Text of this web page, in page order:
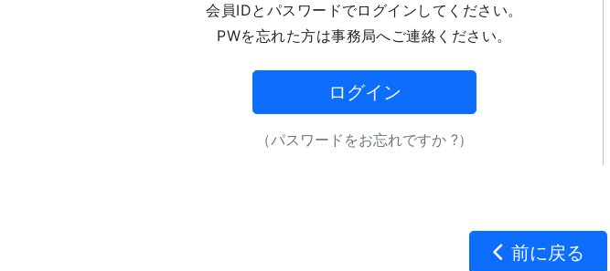
会員IDとパスワードでログインしてください。
PWを忘れた方は事務局へご連絡ください。
ログイン
（パスワードをお忘れですか ?）
前に戻る